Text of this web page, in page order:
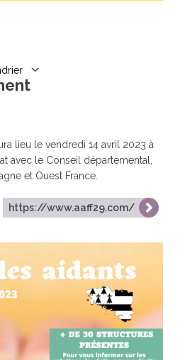
lieu le vendredi 14 avril 2023 à
avec le Conseil départemental,
et Ouest France.
https://www.aaff29.com/